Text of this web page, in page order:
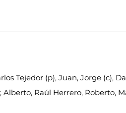
Tejedor (p), Juan, Jorge (c),
Raúl Herrero, Roberto,